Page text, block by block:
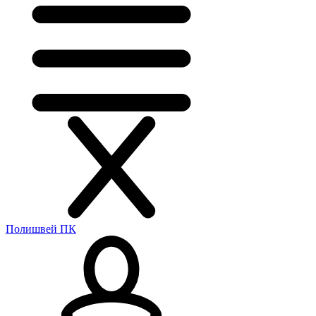
Полишвей ПК